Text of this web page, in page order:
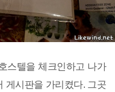
스텔을 체크인하고 나가
게시판을 가리켰다. 그곳